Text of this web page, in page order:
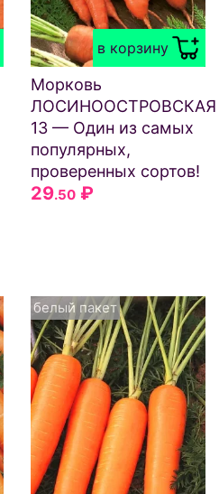
в корзину
Морковь
ЛОСИНООСТРОВСКАЯ
13 — Один из самых
популярных,
проверенных сортов!
29.50 ₽
белый пакет